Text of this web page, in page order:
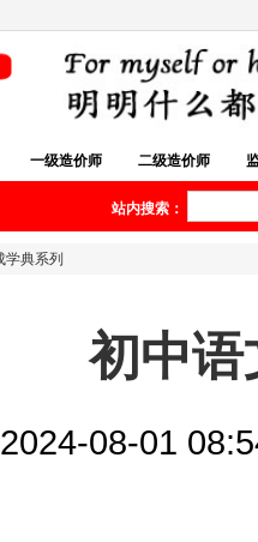
一级造价师 二级造价师
站内搜索：
典系列
初中语
08-01